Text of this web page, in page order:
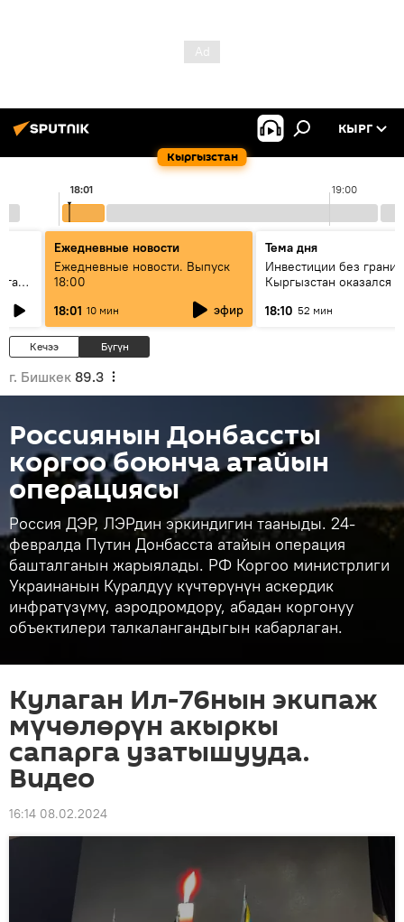
Кыргызстан
КЫРГ
19:00
18:01
Ежедневные новости
Ежедневные новости. Выпуск
18:00
18:01 10 мин эфир
Тема дня
Инвестиции без
Кыргызстан оказался
18:10 52 мин
Кечээ Бүгүн
г. Бишкек 89.3
Россиянын Донбассты
коргоо боюнча атайын
операциясы
Россия ДЭР, ЛЭРдин эркиндигин тааныды. 24-
февралда Путин Донбасста атайын операция
башталганын жарыялады. РФ Коргоо министрлиги
Украинанын Куралдуу күчтөрүнүн аскердик
инфратүзүмү, аэродромдору, абадан коргонуу
объектилери талкалангандыгын кабарлаган.
Кулаган Ил-76нын экипаж
мүчөлөрүн акыркы
сапарга узатышууда.
Видео
16:14 08.02.2024